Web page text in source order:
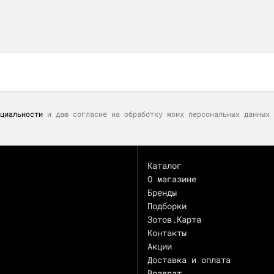
и даю согласие на обработку моих персональных
Каталог
О магазине
Бренды
Подборки
Зотов.Карта
Контакты
Акции
Доставка и оплата